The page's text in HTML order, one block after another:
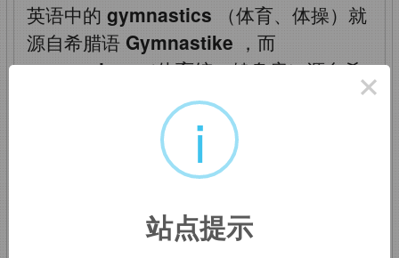
英语中的 gymnastics （体育、体操）就
源自希腊语 Gymnastike ，而
gymnasium（体育馆、健身房）源自希
，意思就是进行
的场所。词根
，表示“裸体”，如
（裸体主义者）
：[dʒɪm'næstɪks]
×
i
站点提示